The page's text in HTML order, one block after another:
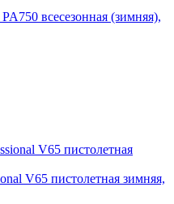
всесезонная (зимняя),
V65 пистолетная зимняя,